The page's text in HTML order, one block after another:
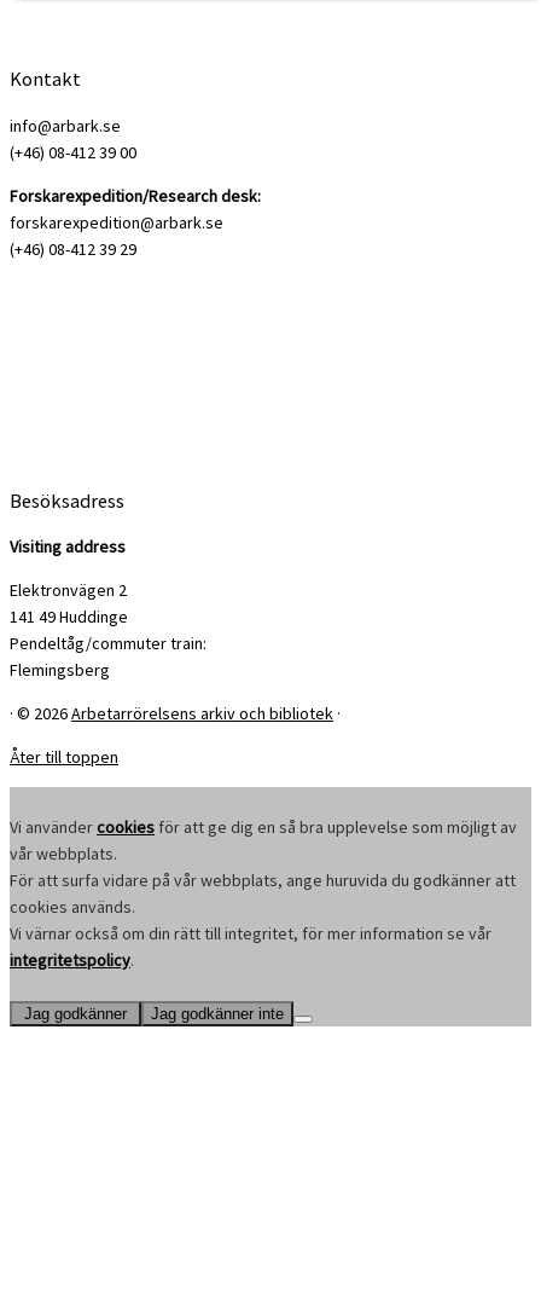
Kontakt
info@arbark.se
(+46) 08-412 39 00
Forskarexpedition/Research desk:
forskarexpedition@arbark.se
(+46) 08-412 39 29
Besöksadress
Visiting address
Elektronvägen 2
141 49 Huddinge
Pendeltåg/commuter train:
Flemingsberg
· © 2026Arbetarrörelsens arkiv och bibliotek ·
Åter till toppen
Vi användercookies för att ge dig en så bra upplevelse som möjligt av
vår webbplats.
För att surfa vidare på vår webbplats, ange huruvida du godkänner att
cookies används.
Vi värnar också om din rätt till integritet, för mer information se vår
integritetspolicy.
Jag godkänner Jag godkänner inte